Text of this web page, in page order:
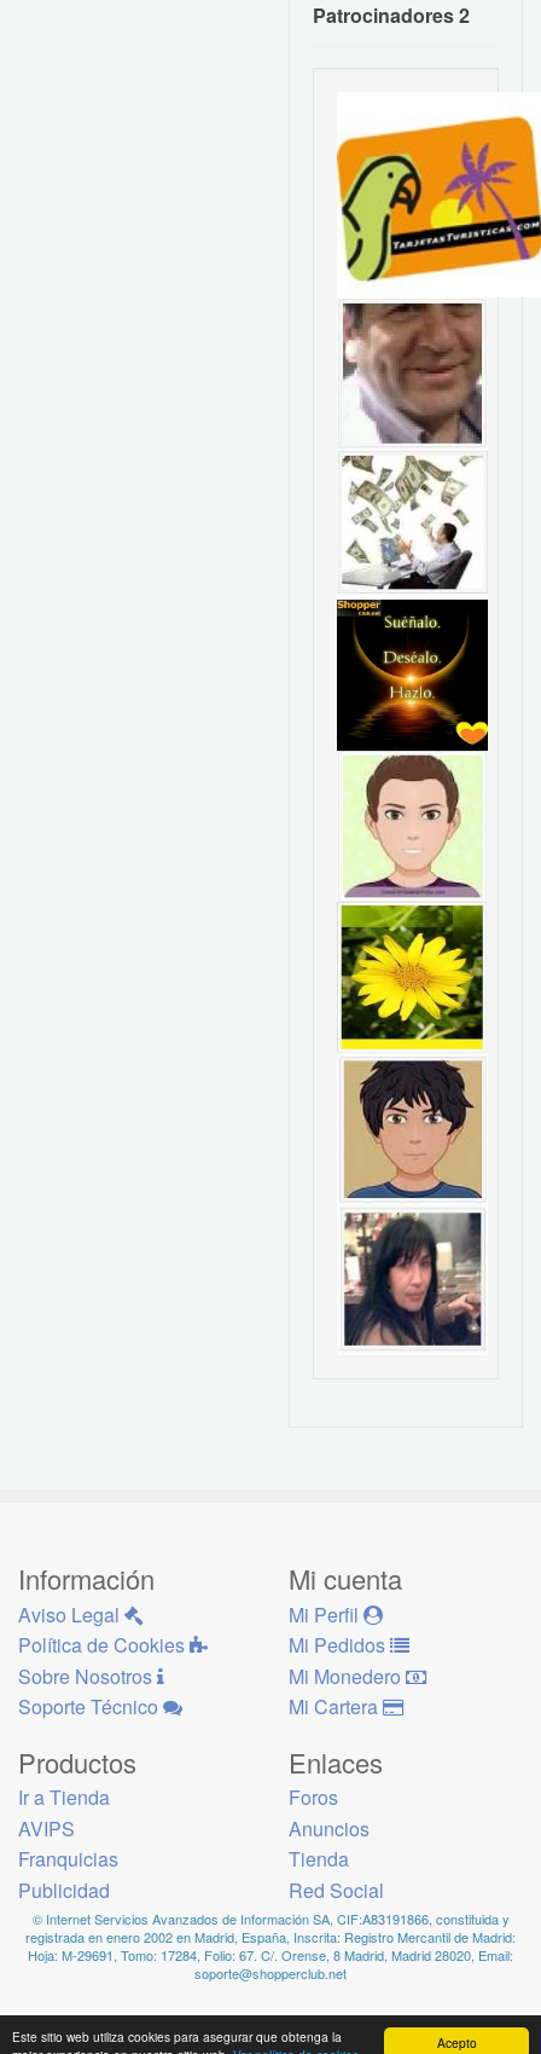
Acepto
Este sitio web utiliza cookies para asegurar que obtenga la
Patrocinadores 2
Información
Aviso Legal
Política de Cookies
Sobre Nosotros
Soporte Técnico
Mi cuenta
Mi Perfil
Mi Pedidos
Mi Monedero
Mi Cartera
Productos
Ir a Tienda
AVIPS
Franquicias
Publicidad
Enlaces
Foros
Anuncios
Tienda
Red Social
© Internet Servicios Avanzados de Información SA, CIF:A83191866, constituida y
registrada en enero 2002 en Madrid, España, Inscrita: Registro Mercantil de Madrid:
Hoja: M-29691, Tomo: 17284, Folio: 67. C/. Orense, 8 Madrid, Madrid 28020, Email:
soporte@shopperclub.net